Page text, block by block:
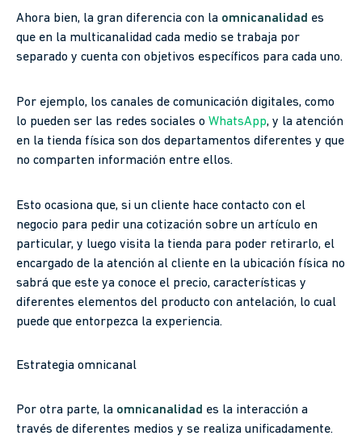
Ahora bien, la gran diferencia con la omnicanalidad es
que en la multicanalidad cada medio se trabaja por
separado y cuenta con objetivos específicos para cada uno.
Por ejemplo, los canales de comunicación digitales, como
lo pueden ser las redes sociales o WhatsApp, y la atención
en la tienda física son dos departamentos diferentes y que
no comparten información entre ellos.
Esto ocasiona que, si un cliente hace contacto con el
negocio para pedir una cotización sobre un artículo en
particular, y luego visita la tienda para poder retirarlo, el
encargado de la atención al cliente en la ubicación física no
sabrá que este ya conoce el precio, características y
diferentes elementos del producto con antelación, lo cual
puede que entorpezca la experiencia.
Estrategia omnicanal
Por otra parte, la omnicanalidad es la interacción a
través de diferentes medios y se realiza unificadamente.